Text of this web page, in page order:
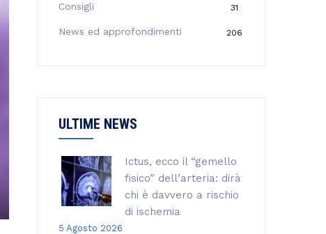
Consigli 31
News ed approfondimenti 206
ULTIME NEWS
Ictus, ecco il “gemello
fisico” dell’arteria: dirà
chi è davvero a rischio
di ischemia
5 Agosto 2026